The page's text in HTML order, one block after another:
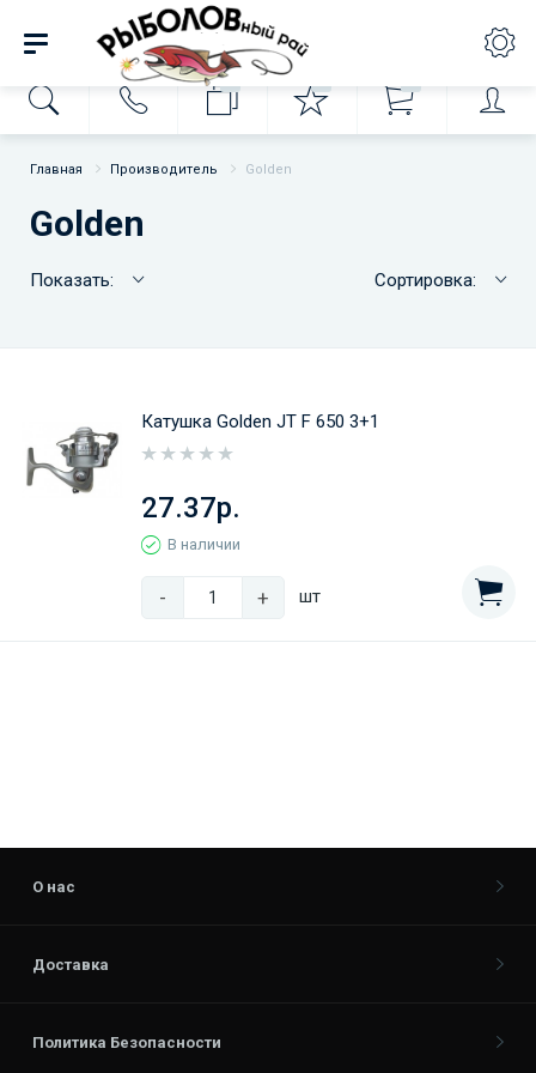
Главная Производитель Golden
Golden
Показать: Сортировка:
Катушка Golden JT F 650 3+1
27.37р.
В наличии
- + шт
О нас
Доставка
Политика Безопасности